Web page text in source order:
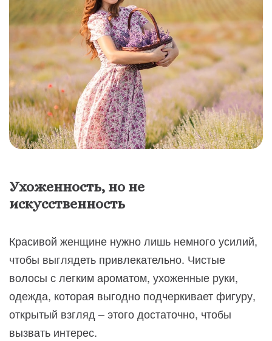
Ухоженность, но не
искусственность
Красивой женщине нужно лишь немного усилий,
чтобы выглядеть привлекательно. Чистые
волосы с легким ароматом, ухоженные руки,
одежда, которая выгодно подчеркивает фигуру,
открытый взгляд – этого достаточно, чтобы
вызвать интерес.